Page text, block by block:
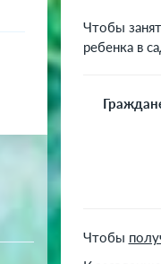
Чтобы
ребенка в
Чтобы